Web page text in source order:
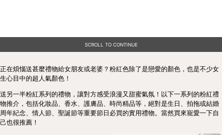
SCROLL TO CONTINUE
正在煩惱送甚麼禮物給女朋友或老婆？粉紅色除了是戀愛的顏色，也是不少女
生心目中的超人氣顏色！
送另一半粉紅系列的禮物，讓對方感受浪漫又甜蜜氣氛！以下一系列的粉紅禮
物推介，包括化妝品、香水、護膚品、時尚精品等，絕對是生日、拍拖或結婚
周年紀念、情人節、聖誕節等重要節日必買的實用禮物。當然買來寵愛一下自
己也很推薦！